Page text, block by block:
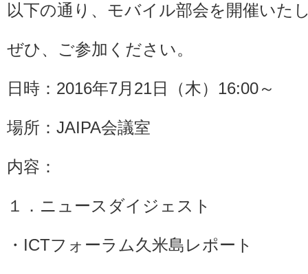
以下の通り、モバイル部会を開催いた
ぜひ、ご参加ください。
日時：2016年7月21日（木）16:00～
場所：JAIPA会議室
内容：
１．ニュースダイジェスト
・ICTフォーラム久米島レポート